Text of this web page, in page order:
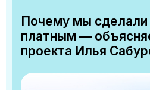
Почему мы сделали
платным —
проекта Илья